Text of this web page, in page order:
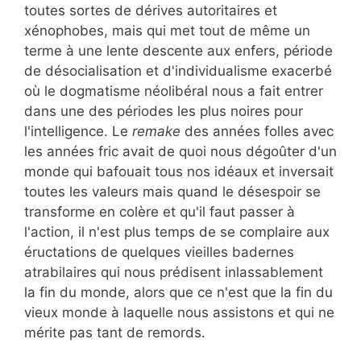
toutes sortes de dérives autoritaires et
xénophobes, mais qui met tout de même un
terme à une lente descente aux enfers, période
de désocialisation et d'individualisme exacerbé
où le dogmatisme néolibéral nous a fait entrer
dans une des périodes les plus noires pour
l'intelligence. Le remake des années folles avec
les années fric avait de quoi nous dégoûter d'un
monde qui bafouait tous nos idéaux et inversait
toutes les valeurs mais quand le désespoir se
transforme en colère et qu'il faut passer à
l'action, il n'est plus temps de se complaire aux
éructations de quelques vieilles badernes
atrabilaires qui nous prédisent inlassablement
la fin du monde, alors que ce n'est que la fin du
vieux monde à laquelle nous assistons et qui ne
mérite pas tant de remords.